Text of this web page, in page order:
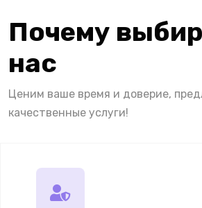
Почему
нас
Ценим ваше время и доверие,
качественные услуги!